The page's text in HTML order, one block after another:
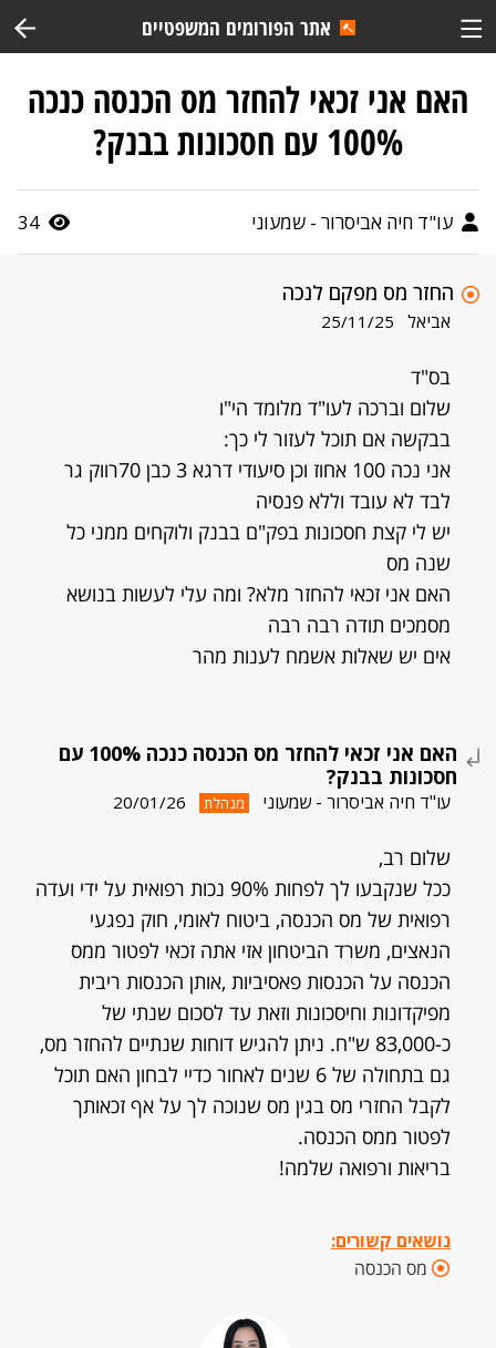
אתר הפורומים המשפטיים
האם אני זכאי להחזר מס הכנסה כנכה
100% עם חסכונות בבנק?
עו"ד חיה אביסרור - שמעוני 34
החזר מס מפקם לנכה
אביאל 25/11/25
בס"ד
שלום וברכה לעו"ד מלומד הי"ו
בבקשה אם תוכל לעזור לי כך:
אני נכה 100 אחוז וכן סיעודי דרגא 3 כבן 70רווק גר
לבד לא עובד וללא פנסיה
יש לי קצת חסכונות בפק"ם בבנק ולוקחים ממני כל
שנה מס
האם אני זכאי להחזר מלא? ומה עלי לעשות בנושא
מסמכים תודה רבה רבה
אים יש שאלות אשמח לענות מהר
האם אני זכאי להחזר מס הכנסה כנכה 100% עם
חסכונות בבנק?
עו"ד חיה אביסרור - שמעוני מנהלת 20/01/26
שלום רב,
ככל שנקבעו לך לפחות 90% נכות רפואית על ידי ועדה
רפואית של מס הכנסה, ביטוח לאומי, חוק נפגעי
הנאצים, משרד הביטחון אזי אתה זכאי לפטור ממס
הכנסה על הכנסות פאסיביות ,אותן הכנסות ריבית
מפיקדונות וחיסכונות וזאת עד לסכום שנתי של
כ-83,000 ש"ח. ניתן להגיש דוחות שנתיים להחזר מס,
גם בתחולה של 6 שנים לאחור כדיי לבחון האם תוכל
לקבל החזרי מס בגין מס שנוכה לך על אף זכאותך
לפטור ממס הכנסה.
בריאות ורפואה שלמה!
נושאים קשורים:
מס הכנסה